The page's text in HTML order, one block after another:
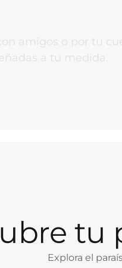
amigos o por tu
a tu medida.
tu
Explora el